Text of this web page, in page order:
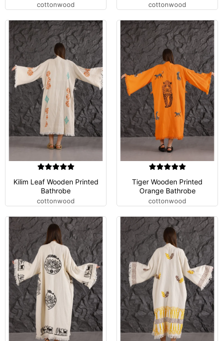
cottonwood cottonwood
Kilim Leaf Wooden Printed
Bathrobe
cottonwood
Tiger Wooden Printed
Orange Bathrobe
cottonwood